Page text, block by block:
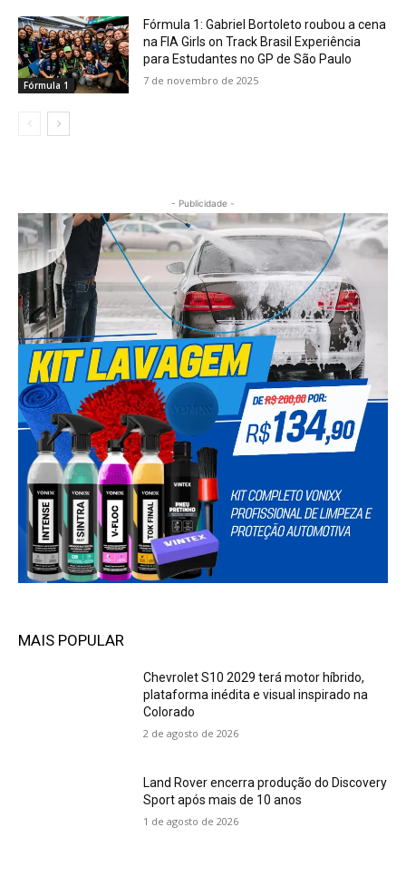
Fórmula 1
Fórmula 1: Gabriel Bortoleto roubou a cena
na FIA Girls on Track Brasil Experiência
para Estudantes no GP de São Paulo
7 de novembro de 2025
- Publicidade -
MAIS POPULAR
Chevrolet S10 2029 terá motor híbrido,
plataforma inédita e visual inspirado na
Colorado
2 de agosto de 2026
Land Rover encerra produção do Discovery
Sport após mais de 10 anos
1 de agosto de 2026